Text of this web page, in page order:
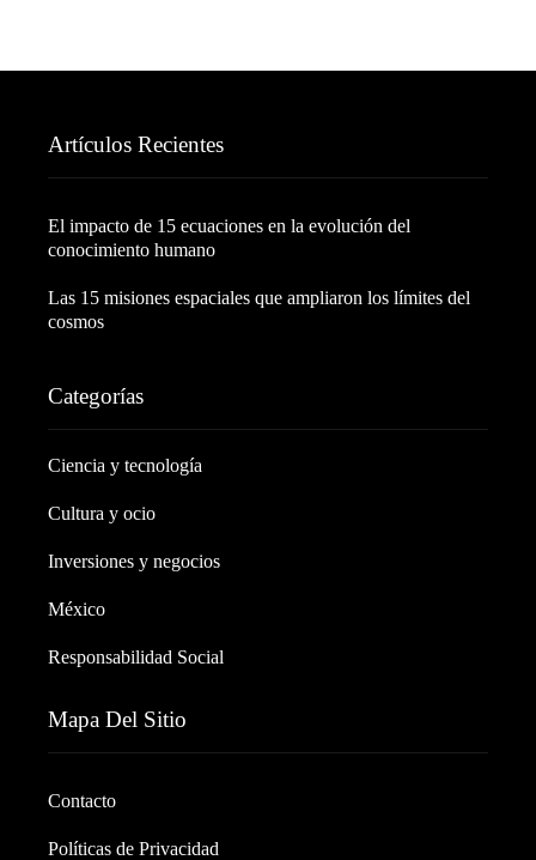
Artículos Recientes
El impacto de 15 ecuaciones en la evolución del
conocimiento humano
Las 15 misiones espaciales que ampliaron los límites del
cosmos
Categorías
Ciencia y tecnología
Cultura y ocio
Inversiones y negocios
México
Responsabilidad Social
Mapa Del Sitio
Contacto
Políticas de Privacidad